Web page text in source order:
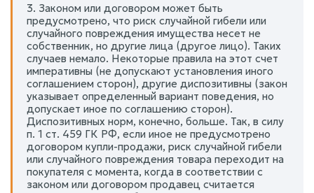
3. Законом или договором может быть
предусмотрено, что риск случайной гибели или
случайного повреждения имущества несет не
собственник, но другие лица (другое лицо). Таких
случаев немало. Некоторые правила на этот счет
императивны (не допускают установления иного
соглашением сторон), другие диспозитивны (закон
указывает определенный вариант поведения, но
допускает иное по соглашению сторон).
Диспозитивных норм, конечно, больше. Так, в силу
п. 1 ст. 459 ГК РФ, если иное не предусмотрено
договором купли-продажи, риск случайной гибели
или случайного повреждения товара переходит на
покупателя с момента, когда в соответствии с
законом или договором продавец считается